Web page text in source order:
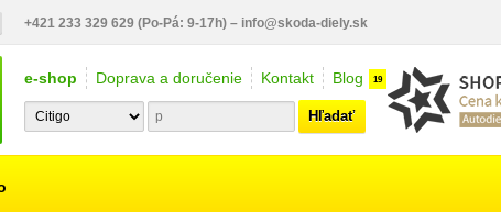
e-shop Doprava a doručenie Kontakt Blog 19
Hľadať
+421 233 329 629 (Po-Pá: 9-17h) – info@skoda-diely.sk